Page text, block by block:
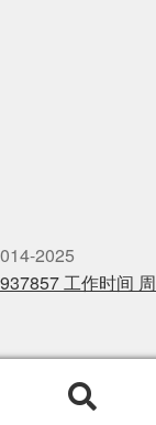
2025
工作时间